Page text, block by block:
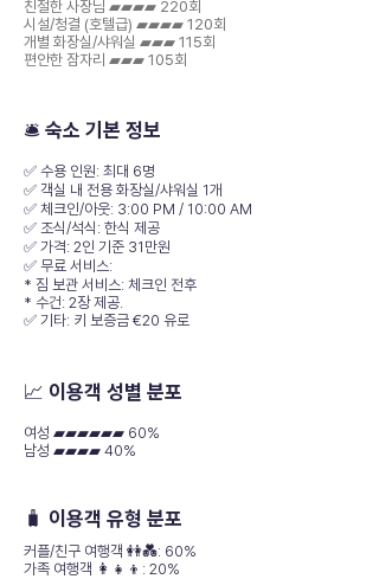
친절한 사장님 ▰▰▰▰ 220회
시설/청결 (호텔급) ▰▰▰▰ 120회
개별 화장실/샤워실 ▰▰▰ 115회
편안한 잠자리 ▰▰▰ 105회
🛎️ 숙소 기본 정보
✅ 수용 인원: 최대 6명
✅ 객실 내 전용 화장실/샤워실 1개
✅ 체크인/아웃: 3:00 PM / 10:00 AM
✅ 조식/석식: 한식 제공
✅ 가격: 2인 기준 31만원
✅ 무료 서비스:
* 짐 보관 서비스: 체크인 전후
* 수건: 2장 제공.
✅ 기타: 키 보증금 €20 유로
📈 이용객 성별 분포
여성 ▰▰▰▰▰▰ 60%
남성 ▰▰▰▰ 40%
🧳 이용객 유형 분포
커플/친구 여행객 👭💑: 60%
가족 여행객 👩‍👧‍👦: 20%